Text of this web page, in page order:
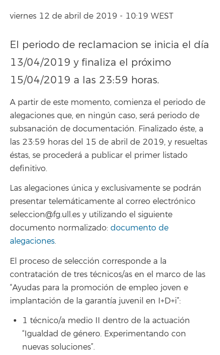
viernes 12 de abril de 2019 - 10:19 WEST
El periodo de reclamacion se inicia el día
13/04/2019 y finaliza el próximo
15/04/2019 a las 23:59 horas.
A partir de este momento, comienza el periodo de
alegaciones que, en ningún caso, será periodo de
subsanación de documentación. Finalizado éste, a
las 23:59 horas del 15 de abril de 2019, y resueltas
éstas, se procederá a publicar el primer listado
definitivo.
Las alegaciones única y exclusivamente se podrán
presentar telemáticamente al correo electrónico
seleccion@fg.ull.es y utilizando el siguiente
documento normalizado: documento de
alegaciones.
El proceso de selección corresponde a la
contratación de tres técnicos/as en el marco de las
“Ayudas para la promoción de empleo joven e
implantación de la garantía juvenil en I+D+i”:
1 técnico/a medio II dentro de la actuación
“Igualdad de género. Experimentando con
nuevas soluciones”.